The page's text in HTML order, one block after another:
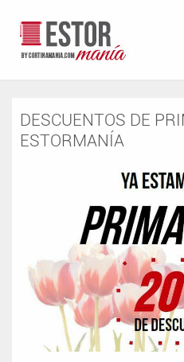
DESCUENTOS DE
ESTORMANÍA